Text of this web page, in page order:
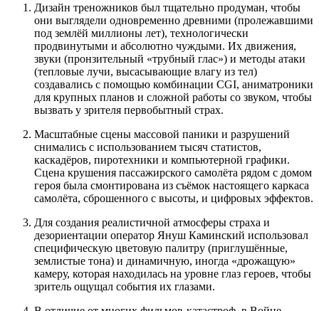
Дизайн треножников был тщательно продуман, чтобы
они выглядели одновременно древними (пролежавшими
под землёй миллионы лет), технологически
продвинутыми и абсолютно чуждыми. Их движения,
звуки (пронзительный «трубный глас») и методы атаки
(тепловые лучи, высасывающие влагу из тел)
создавались с помощью комбинации CGI, аниматроники
для крупных планов и сложной работы со звуком, чтобы
вызвать у зрителя первобытный страх.
Масштабные сцены массовой паники и разрушений
снимались с использованием тысяч статистов,
каскадёров, пиротехники и компьютерной графики.
Сцена крушения пассажирского самолёта рядом с домом
героя была смонтирована из съёмок настоящего каркаса
самолёта, сброшенного с высоты, и цифровых эффектов.
Для создания реалистичной атмосферы страха и
дезориентации оператор Януш Каминский использовал
специфическую цветовую палитру (приглушённые,
землистые тона) и динамичную, иногда «дрожащую»
камеру, которая находилась на уровне глаз героев, чтобы
зритель ощущал события их глазами.